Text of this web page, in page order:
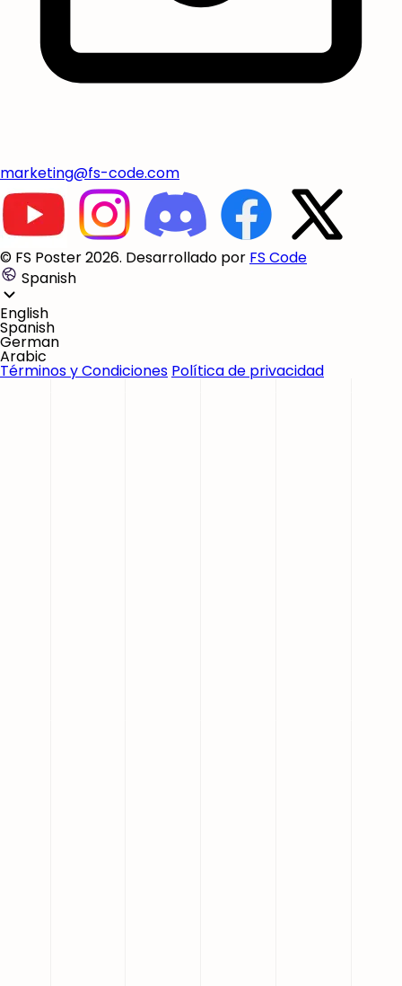
marketing@fs-code.com
© FS Poster 2026. Desarrollado por FS Code
Spanish
English
Spanish
German
Arabic
Términos y Condiciones Política de privacidad